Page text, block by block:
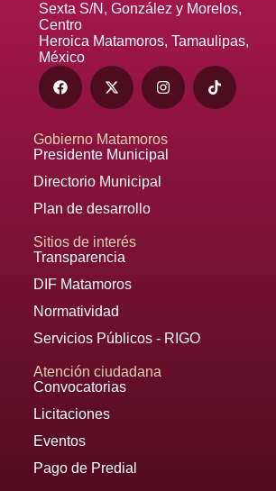
Sexta S/N, González y Morelos,
Centro
Heroica Matamoros, Tamaulipas,
México
Gobierno Matamoros
Presidente Municipal
Directorio Municipal
Plan de desarrollo
Sitios de interés
Transparencia
DIF Matamoros
Normatividad
Servicios Públicos - RIGO
Atención ciudadana
Convocatorias
Licitaciones
Eventos
Pago de Predial